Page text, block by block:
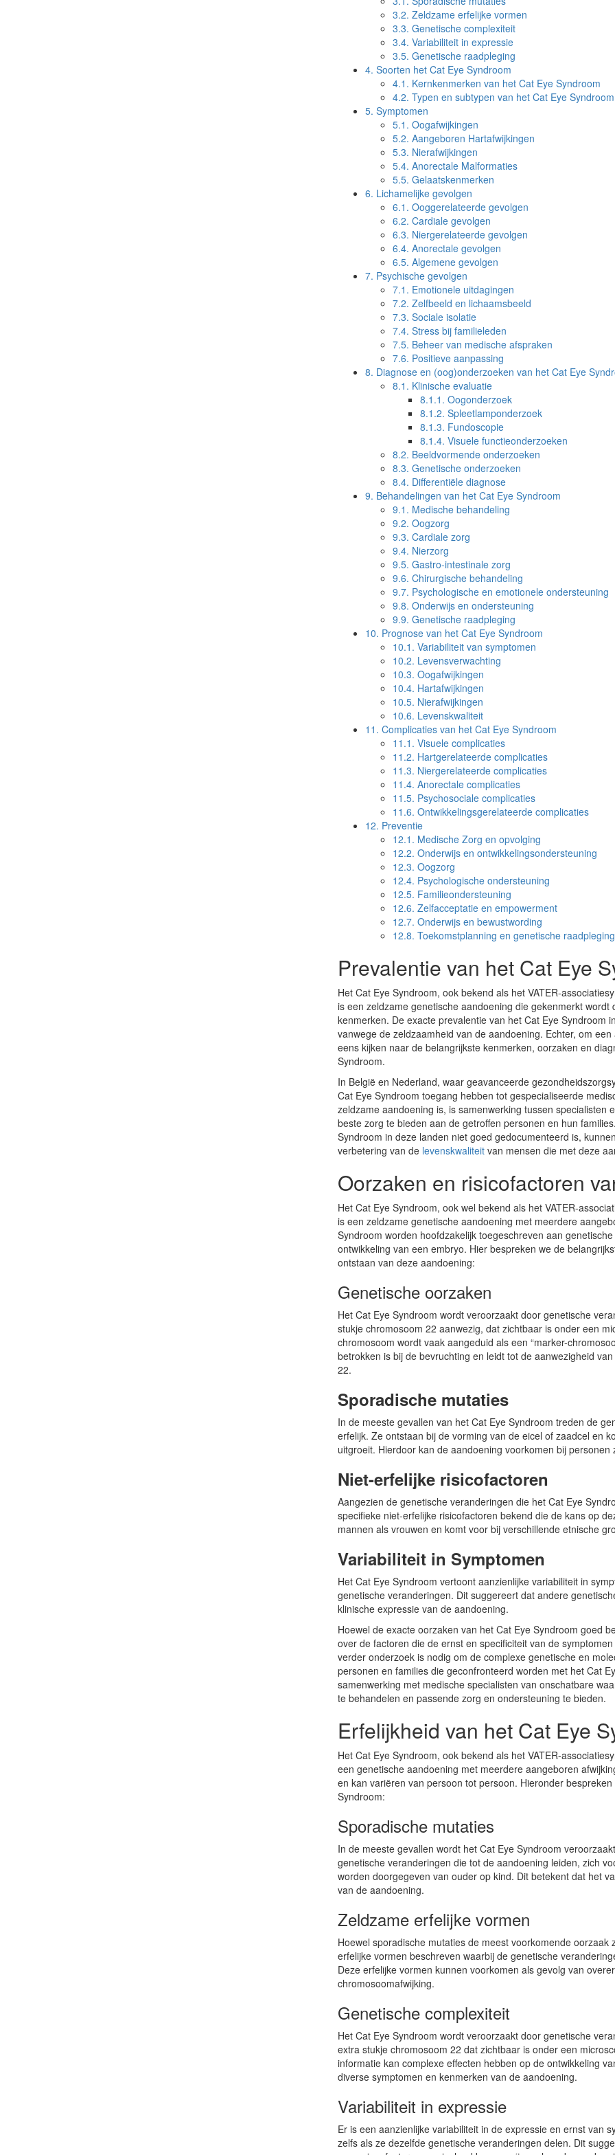
3.2. Zeldzame erfelijke vormen
3.3. Genetische complexiteit
3.4. Variabiliteit in expressie
3.5. Genetische raadpleging
4. Soorten het Cat Eye Syndroom
4.1. Kernkenmerken van het Cat Eye Syndroom
4.2. Typen en subtypen van het Cat Eye Syndroom
5. Symptomen
5.1. Oogafwijkingen
5.2. Aangeboren Hartafwijkingen
5.3. Nierafwijkingen
5.4. Anorectale Malformaties
5.5. Gelaatskenmerken
6. Lichamelijke gevolgen
6.1. Ooggerelateerde gevolgen
6.2. Cardiale gevolgen
6.3. Niergerelateerde gevolgen
6.4. Anorectale gevolgen
6.5. Algemene gevolgen
7. Psychische gevolgen
7.1. Emotionele uitdagingen
7.2. Zelfbeeld en lichaamsbeeld
7.3. Sociale isolatie
7.4. Stress bij familieleden
7.5. Beheer van medische afspraken
7.6. Positieve aanpassing
8. Diagnose en (oog)onderzoeken van het Cat Eye
8.1. Klinische evaluatie
8.1.1. Oogonderzoek
8.1.2. Spleetlamponderzoek
8.1.3. Fundoscopie
8.1.4. Visuele functieonderzoeken
8.2. Beeldvormende onderzoeken
8.3. Genetische onderzoeken
8.4. Differentiële diagnose
9. Behandelingen van het Cat Eye Syndroom
9.1. Medische behandeling
9.2. Oogzorg
9.3. Cardiale zorg
9.4. Nierzorg
9.5. Gastro-intestinale zorg
9.6. Chirurgische behandeling
9.7. Psychologische en emotionele ondersteuning
9.8. Onderwijs en ondersteuning
9.9. Genetische raadpleging
10. Prognose van het Cat Eye Syndroom
10.1. Variabiliteit van symptomen
10.2. Levensverwachting
10.3. Oogafwijkingen
10.4. Hartafwijkingen
10.5. Nierafwijkingen
10.6. Levenskwaliteit
11. Complicaties van het Cat Eye Syndroom
11.1. Visuele complicaties
11.2. Hartgerelateerde complicaties
11.3. Niergerelateerde complicaties
11.4. Anorectale complicaties
11.5. Psychosociale complicaties
11.6. Ontwikkelingsgerelateerde complicaties
12. Preventie
12.1. Medische Zorg en opvolging
12.2. Onderwijs en ontwikkelingsondersteuning
12.3. Oogzorg
12.4. Psychologische ondersteuning
12.5. Familieondersteuning
12.6. Zelfacceptatie en empowerment
12.7. Onderwijs en bewustwording
12.8. Toekomstplanning en genetische raadpleging
Prevalentie van het Cat Eye
Het Cat Eye Syndroom, ook bekend als het VATER-
is een zeldzame genetische aandoening die gekenmerkt
kenmerken. De exacte prevalentie van het Cat Eye Syndroom
vanwege de zeldzaamheid van de aandoening. Echter, om
eens kijken naar de belangrijkste kenmerken, oorzaken en
Syndroom.
In België en Nederland, waar geavanceerde
Cat Eye Syndroom toegang hebben tot gespecialiseerde
zeldzame aandoening is, is samenwerking tussen specialisten
beste zorg te bieden aan de getroffen personen en hun
Syndroom in deze landen niet goed gedocumenteerd is,
verbetering van de levenskwaliteit van mensen die met deze
Oorzaken en risicofactoren
Het Cat Eye Syndroom, ook wel bekend als het VATER-
is een zeldzame genetische aandoening met meerdere
Syndroom worden hoofdzakelijk toegeschreven aan
ontwikkeling van een embryo. Hier bespreken we de
ontstaan van deze aandoening:
Genetische oorzaken
Het Cat Eye Syndroom wordt veroorzaakt door genetische
stukje chromosoom 22 aanwezig, dat zichtbaar is onder een
chromosoom wordt vaak aangeduid als een “marker-
betrokken is bij de bevruchting en leidt tot de aanwezigheid
22.
Sporadische mutaties
In de meeste gevallen van het Cat Eye Syndroom treden de
erfelijk. Ze ontstaan bij de vorming van de eicel of zaadcel en
uitgroeit. Hierdoor kan de aandoening voorkomen bij
Niet-erfelijke risicofactoren
Aangezien de genetische veranderingen die het Cat Eye
specifieke niet-erfelijke risicofactoren bekend die de kans op
mannen als vrouwen en komt voor bij verschillende etnische
Variabiliteit in Symptomen
Het Cat Eye Syndroom vertoont aanzienlijke variabiliteit in
genetische veranderingen. Dit suggereert dat andere
klinische expressie van de aandoening.
Hoewel de exacte oorzaken van het Cat Eye Syndroom goed
over de factoren die de ernst en specificiteit van de
verder onderzoek is nodig om de complexe genetische en
personen en families die geconfronteerd worden met het Cat
samenwerking met medische specialisten van onschatbare
te behandelen en passende zorg en ondersteuning te bieden.
Erfelijkheid van het Cat Eye
Het Cat Eye Syndroom, ook bekend als het VATER-
een genetische aandoening met meerdere aangeboren
en kan variëren van persoon tot persoon. Hieronder
Syndroom:
Sporadische mutaties
In de meeste gevallen wordt het Cat Eye Syndroom
genetische veranderingen die tot de aandoening leiden, zich
worden doorgegeven van ouder op kind. Dit betekent dat het
van de aandoening.
Zeldzame erfelijke vormen
Hoewel sporadische mutaties de meest voorkomende
erfelijke vormen beschreven waarbij de genetische
Deze erfelijke vormen kunnen voorkomen als gevolg van
chromosoomafwijking.
Genetische complexiteit
Het Cat Eye Syndroom wordt veroorzaakt door genetische
extra stukje chromosoom 22 dat zichtbaar is onder een
informatie kan complexe effecten hebben op de ontwikkeling
diverse symptomen en kenmerken van de aandoening.
Variabiliteit in expressie
Er is een aanzienlijke variabiliteit in de expressie en ernst van
zelfs als ze dezelfde genetische veranderingen delen. Dit